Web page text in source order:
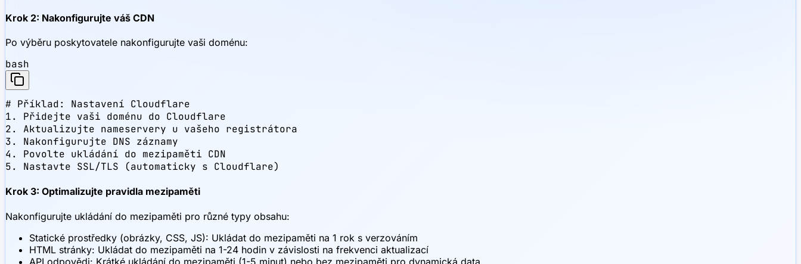
Krok 2: Nakonfigurujte váš CDN
Po výběru poskytovatele nakonfigurujte vaši doménu:
bash
# Příklad: Nastavení Cloudflare
1. Přidejte vaši doménu do Cloudflare
2. Aktualizujte nameservery u vašeho registrátora
3. Nakonfigurujte DNS záznamy
4. Povolte ukládání do mezipaměti CDN
5. Nastavte SSL/TLS (automaticky s Cloudflare)
Krok 3: Optimalizujte pravidla mezipaměti
Nakonfigurujte ukládání do mezipaměti pro různé typy obsahu:
Statické prostředky (obrázky, CSS, JS): Ukládat do mezipaměti na 1 rok s verzováním
HTML stránky: Ukládat do mezipaměti na 1-24 hodin v závislosti na frekvenci aktualizací
API odpovědi: Krátké ukládání do mezipaměti (1-5 minut) nebo bez mezipaměti pro dynamická data